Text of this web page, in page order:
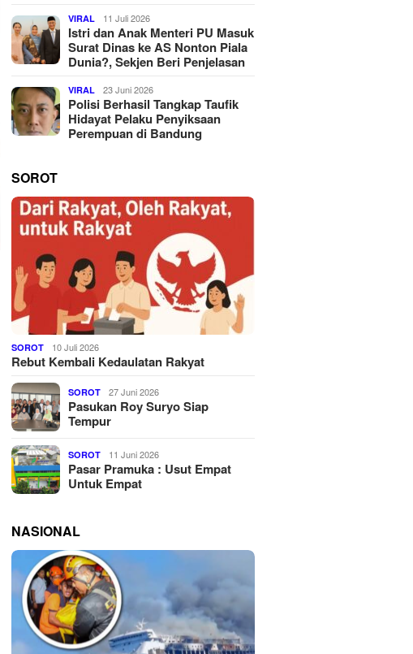
VIRAL 11 Juli 2026
Istri dan Anak Menteri PU Masuk
Surat Dinas ke AS Nonton Piala
Dunia?, Sekjen Beri Penjelasan
VIRAL 23 Juni 2026
Polisi Berhasil Tangkap Taufik
Hidayat Pelaku Penyiksaan
Perempuan di Bandung
SOROT
SOROT 10 Juli 2026
Rebut Kembali Kedaulatan Rakyat
SOROT 27 Juni 2026
Pasukan Roy Suryo Siap
Tempur
SOROT 11 Juni 2026
Pasar Pramuka : Usut Empat
Untuk Empat
NASIONAL